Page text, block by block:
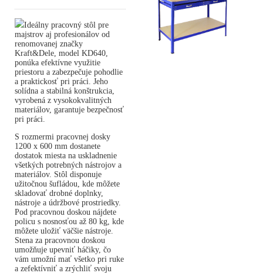
Ideálny pracovný stôl pre
majstrov aj profesionálov od
renomovanej značky
Kraft&Dele, model KD640,
ponúka efektívne využitie
priestoru a zabezpečuje pohodlie
a praktickosť pri práci. Jeho
solídna a stabilná konštrukcia,
vyrobená z vysokokvalitných
materiálov, garantuje bezpečnosť
pri práci.
S rozmermi pracovnej dosky
1200 x 600 mm dostanete
dostatok miesta na uskladnenie
všetkých potrebných nástrojov a
materiálov. Stôl disponuje
užitočnou šufládou, kde môžete
skladovať drobné doplnky,
nástroje a údržbové prostriedky.
Pod pracovnou doskou nájdete
policu s nosnosťou až 80 kg, kde
môžete uložiť väčšie nástroje.
Stena za pracovnou doskou
umožňuje upevniť háčiky, čo
vám umožní mať všetko pri ruke
a zefektívniť a zrýchliť svoju